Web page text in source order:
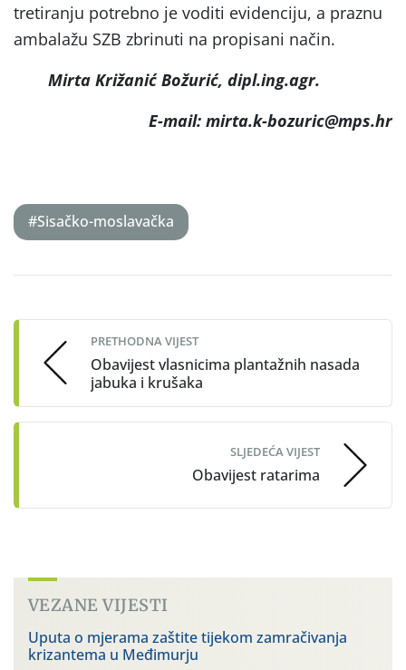
tretiranju potrebno je voditi evidenciju, a praznu
ambalažu SZB zbrinuti na propisani način.
Mirta Križanić Božurić, dipl.ing.agr.
E-mail: mirta.k-bozuric@mps.hr
#Sisačko-moslavačka
navigation
PRETHODNA VIJEST
Obavijest vlasnicima plantažnih nasada
jabuka i krušaka
SLJEDEĆA VIJEST
Obavijest ratarima
VEZANE VIJESTI
Uputa o mjerama zaštite tijekom zamračivanja
krizantema u Međimurju